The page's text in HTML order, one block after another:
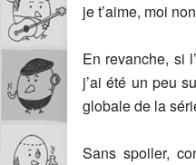
je t’aime, moi
En revanche, si
j’ai été un peu
globale de la
Sans spoiler,